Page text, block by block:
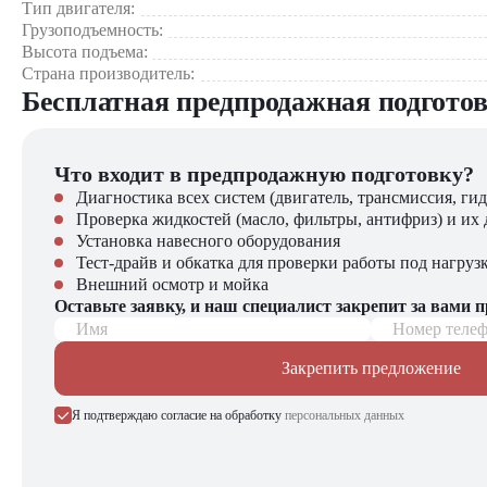
Где применяется Heli CDD15J ZSM460?
Крупные логистические хабы – обработка 120+ паллет в
Металлургические предприятия – работа с тяжелыми
Холодильные комплексы – стабильная работа при -30°С
Портовые терминалы – обработка контейнерных грузов
Почему стоит выбрать Heli CDD15J ZSM460?
Точность — Плавное управление подъёмом и опусканием
Экономичность — Электрический привод снижает
Универсальность — Подходит для различных
Компания "ЦТО" – официальный дилер техники Heli,
погрузчиков, малой складской техники, навесного
Тип двигателя:
Грузоподъемность:
Высота подъема:
Страна производитель:
Бесплатная предпродажная
Что входит в предпродажную подготовку?
Диагностика всех систем (двигатель, трансмиссия,
Проверка жидкостей (масло, фильтры, антифриз) и их
Установка навесного оборудования
Тест-драйв и обкатка для проверки работы под
Внешний осмотр и мойка
Оставьте заявку, и наш специалист закрепит за вами
Имя
Номер
Закрепить предложение
Я подтверждаю согласие на обработку персональных данных